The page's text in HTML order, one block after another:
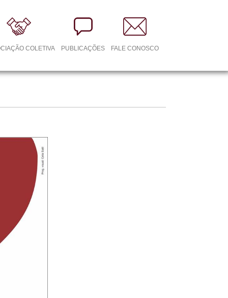
COLETIVA PUBLICAÇÕES FALE CONOSCO